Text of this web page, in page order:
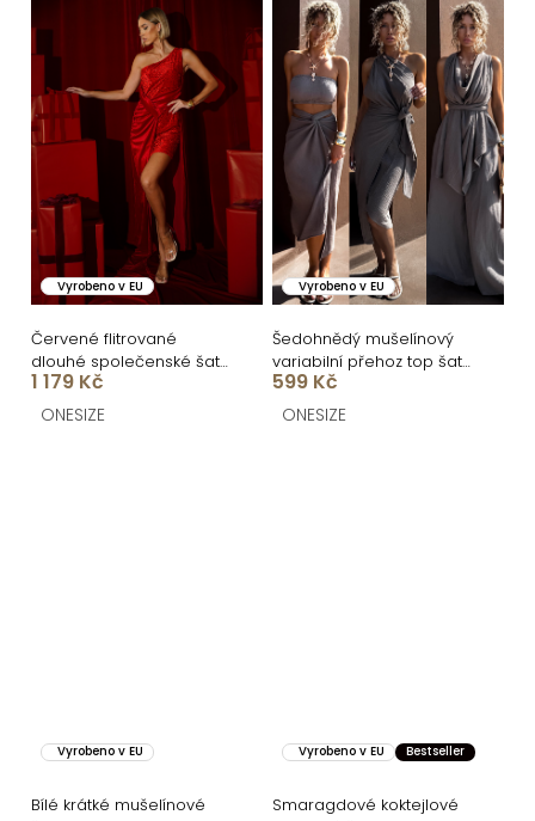
Vyrobeno v EU
Červené flitrované
dlouhé společenské šaty
FAIDURI s vlečkou
1 179 Kč
ONESIZE
Vyrobeno v EU
Šedohnědý mušelínový
variabilní přehoz top šaty
DASHER
599 Kč
ONESIZE
Vyrobeno v EU
Bílé krátké mušelínové
Vyrobeno v EU Bestseller
Smaragdové koktejlové